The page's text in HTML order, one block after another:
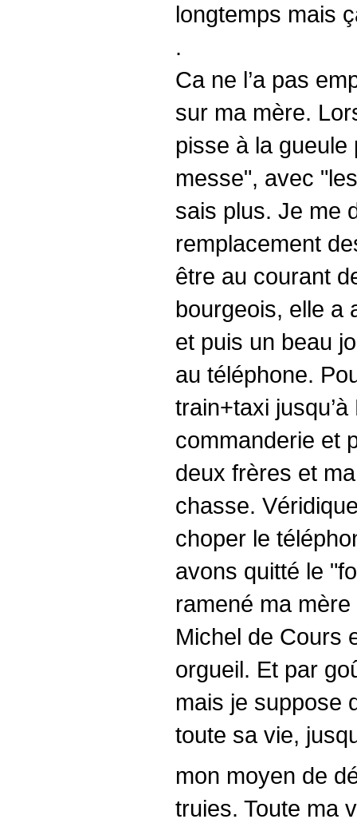
longtemps mais
.
Ca ne l’a pas
sur ma mère.
pisse à la gueule
messe", avec
sais plus. Je me
remplacement
être au courant
bourgeois, elle a
et puis un beau
au téléphone.
train+taxi
commanderie et
deux frères et
chasse.
choper le
avons quitté le
ramené ma
Michel de Cours
orgueil. Et par
mais je suppose
toute sa vie,
mon moyen de
truies. Toute ma